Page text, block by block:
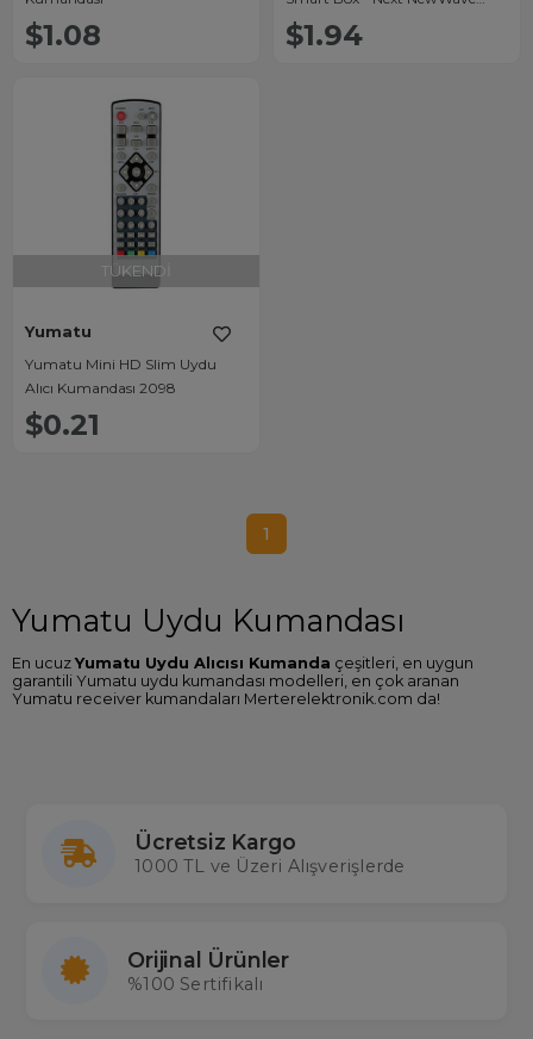
$1.08
Mini HD - Skytech 22000-
27000 - Kamosonic 1512 -
$1.94
TÜKENDI
Yumatu
Yumatu Mini HD Slim Uydu
Alıcı Kumandası 2098
$0.21
1
Yumatu Uydu Kumandası
En ucuz Yumatu Uydu Alıcısı Kumanda çeşitleri, en uygun
garantili Yumatu uydu kumandası modelleri, en çok aranan
Yumatu receiver kumandaları Merterelektronik.com da!
Yumatu uydu kumanda fiyatı
alabilirsiniz. Sitemizde gerçek stok aynı gün kargo imkanıyla
Toptan ve Perakende tüm uydu kumandalarına ulaşabilirsiniz.
Ücretsiz Kargo
1000 TL ve Üzeri Alışverişlerde
Orijinal Ürünler
%100 Sertifikalı